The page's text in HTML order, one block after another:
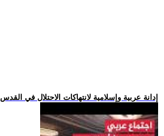
.. إدانة عربية وإسلامية لانتهاكات الاحتلال في القدس